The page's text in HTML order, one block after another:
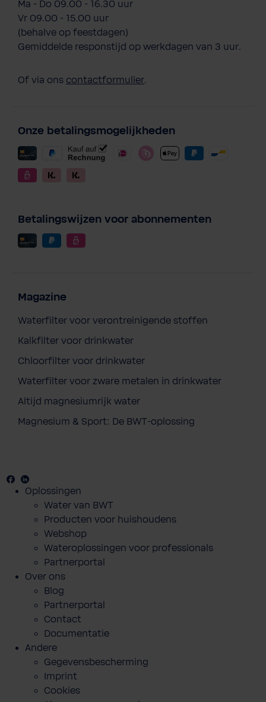
Ma - Do 09.00 - 16.30 uur
Vr 09.00 - 15.00 uur
(behalve op feestdagen)
Gemiddelde responstijd op werkdagen van 3 uur.
Of via ons contactformulier.
Onze betalingsmogelijkheden
Betalingswijzen voor abonnementen
Magazine
Waterfilter voor verontreinigende stoffen
Kalkfilter voor drinkwater
Chloorfilter voor drinkwater
Waterfilter voor zware metalen in drinkwater
Altijd magnesiumrijk water
Magnesium & Sport: De BWT-oplossing
Facebook
Youtube
Oplossingen
Water van BWT
Producten voor huishoudens
Webshop
Wateroplossingen voor professionals
Partnerportal
Over ons
Blog
Partnerportal
Contact
Documentatie
Andere
Gegevensbescherming
Imprint
Cookies